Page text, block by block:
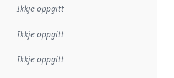
Ikkje oppgitt
Ikkje oppgitt
Ikkje oppgitt